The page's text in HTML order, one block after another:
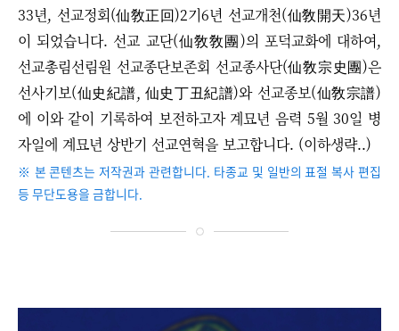
33년, 선교정회(仙敎正回)2기6년 선교개천(仙敎開天)36년
이 되었습니다. 선교 교단(仙敎敎團)의 포덕교화에 대하여,
선교총림선림원 선교종단보존회 선교종사단(仙敎宗史團)은
선사기보(仙史紀譜, 仙史丁丑紀譜)와 선교종보(仙敎宗譜)
에 이와 같이 기록하여 보전하고자 계묘년 음력 5월 30일 병
자일에 계묘년 상반기 선교연혁을 보고합니다. (이하생략..)
※ 본 콘텐츠는 저작권과 관련합니다. 타종교 및 일반의 표절 복사 편집
등 무단도용을 금합니다.